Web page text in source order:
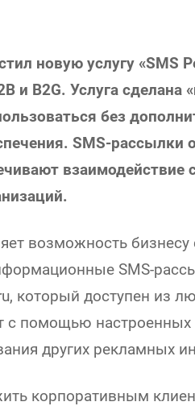
новую услугу
и B2G. Услуга
без
SMS-рассылки
взаимодействие
возможность
SMS-
который доступен из
с помощью
других рекламных
корпоративным